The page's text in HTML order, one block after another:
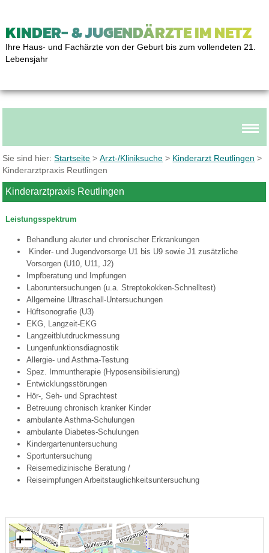
KINDER- & JUGENDÄRZTE IM NETZ
Ihre Haus- und Fachärzte von der Geburt bis zum vollendeten 21.
Lebensjahr
Sie sind hier:Startseite >Arzt-/Kliniksuche > Kinderarzt Reutlingen >
Kinderarztpraxis Reutlingen
Kinderarztpraxis Reutlingen
Leistungsspektrum
Behandlung akuter und chronischer Erkrankungen
Kinder- und Jugendvorsorge U1 bis U9 sowie J1 zusätzliche
Vorsorgen (U10, U11, J2)
Impfberatung und Impfungen
Laboruntersuchungen (u.a. Streptokokken-Schnelltest)
Allgemeine Ultraschall-Untersuchungen
Hüftsonografie (U3)
EKG, Langzeit-EKG
Langzeitblutdruckmessung
Lungenfunktionsdiagnostik
Allergie- und Asthma-Testung
Spez. Immuntherapie (Hyposensibilisierung)
Entwicklungsstörungen
Hör-, Seh- und Sprachtest
Betreuung chronisch kranker Kinder
ambulante Asthma-Schulungen
ambulante Diabetes-Schulungen
Kindergartenuntersuchung
Sportuntersuchung
Reisemedizinische Beratung /
Reiseimpfungen Arbeitstauglichkeitsuntersuchung
+−